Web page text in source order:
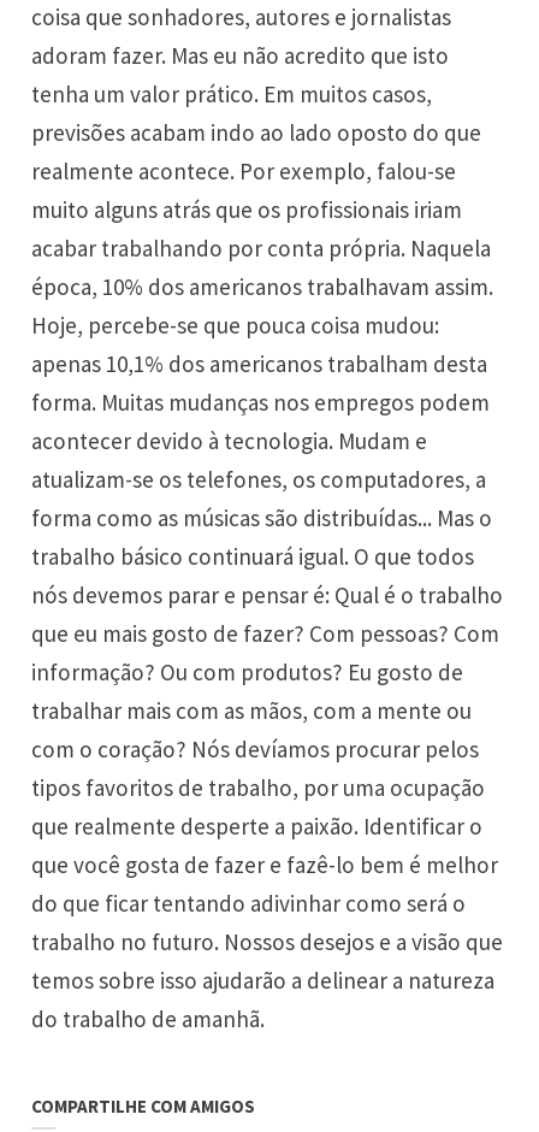
coisa que sonhadores, autores e jornalistas
adoram fazer. Mas eu não acredito que isto
tenha um valor prático. Em muitos casos,
previsões acabam indo ao lado oposto do que
realmente acontece. Por exemplo, falou-se
muito alguns atrás que os profissionais iriam
acabar trabalhando por conta própria. Naquela
época, 10% dos americanos trabalhavam assim.
Hoje, percebe-se que pouca coisa mudou:
apenas 10,1% dos americanos trabalham desta
forma. Muitas mudanças nos empregos podem
acontecer devido à tecnologia. Mudam e
atualizam-se os telefones, os computadores, a
forma como as músicas são distribuídas... Mas o
trabalho básico continuará igual. O que todos
nós devemos parar e pensar é: Qual é o trabalho
que eu mais gosto de fazer? Com pessoas? Com
informação? Ou com produtos? Eu gosto de
trabalhar mais com as mãos, com a mente ou
com o coração? Nós devíamos procurar pelos
tipos favoritos de trabalho, por uma ocupação
que realmente desperte a paixão. Identificar o
que você gosta de fazer e fazê-lo bem é melhor
do que ficar tentando adivinhar como será o
trabalho no futuro. Nossos desejos e a visão que
temos sobre isso ajudarão a delinear a natureza
do trabalho de amanhã.
COMPARTILHE COM AMIGOS